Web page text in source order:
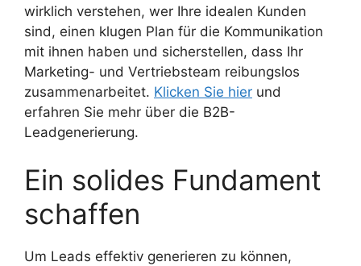
wirklich verstehen, wer Ihre idealen Kunden
sind, einen klugen Plan für die Kommunikation
mit ihnen haben und sicherstellen, dass Ihr
Marketing- und Vertriebsteam reibungslos
zusammenarbeitet. Klicken Sie hier und
erfahren Sie mehr über die B2B-
Leadgenerierung.
Ein solides Fundament
schaffen
Um Leads effektiv generieren zu können,